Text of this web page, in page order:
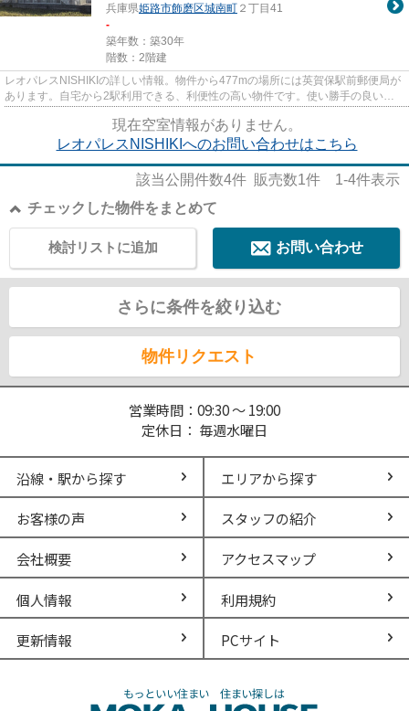
兵庫県姫路市飾磨区城南町 ２丁目41
-
築年数：築30年
階数：2階建
レオパレスNISHIKIの詳しい情報。物件から477mの場所には英賀保駅前郵便局が
あります。自宅から2駅利用できる、利便性の高い物件です。使い勝手の良いア
パートでイチオシの物件です。...
現在空室情報がありません。
レオパレスNISHIKIへのお問い合わせはこちら
該当公開件数4件 販売数1件 1-4件表示
チェックした物件をまとめて
お問い合わせ
検討リストに追加
さらに条件を絞り込む
物件リクエスト
営業時間：09:30 ～ 19:00
定休日： 毎週水曜日
沿線・駅から探す エリアから探す
お客様の声 スタッフの紹介
会社概要 アクセスマップ
個人情報 利用規約
更新情報 PCサイト